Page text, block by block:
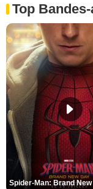
Top